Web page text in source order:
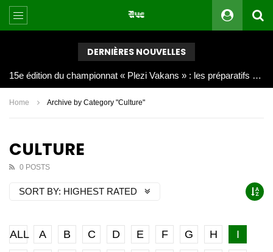
DERNIÈRES NOUVELLES
Joy Clerf Derisier, sur les traces de son père : évangéliser par la musique
Home Archive by Category "Culture"
CULTURE
0 POSTS
SORT BY: HIGHEST RATED
ALL A B C D E F G H
I